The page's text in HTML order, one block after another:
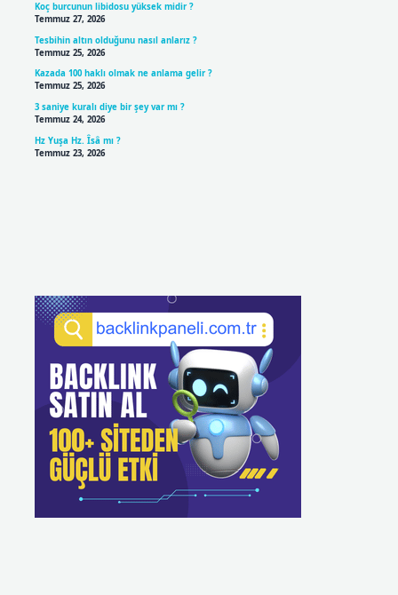
Koç burcunun libidosu yüksek midir ?
Temmuz 27, 2026
Tesbihin altın olduğunu nasıl anlarız ?
Temmuz 25, 2026
Kazada 100 haklı olmak ne anlama gelir ?
Temmuz 25, 2026
3 saniye kuralı diye bir şey var mı ?
Temmuz 24, 2026
Hz Yuşa Hz. Îsâ mı ?
Temmuz 23, 2026